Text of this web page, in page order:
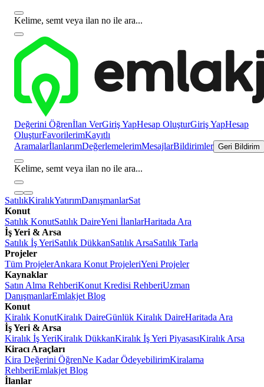
Kelime, semt veya ilan no ile ara...
Değerini Öğrenİlan VerGiriş YapHesap OluşturGiriş YapHesap
OluşturFavorilerimKayıtlı
AramalarİlanlarımDeğerlemelerimMesajlarBildirimler Geri Bildirim
Kelime, semt veya ilan no ile ara...
SatılıkKiralıkYatırımDanışmanlarSat
Konut
Satılık KonutSatılık DaireYeni İlanlarHaritada Ara
İş Yeri & Arsa
Satılık İş YeriSatılık DükkanSatılık ArsaSatılık Tarla
Projeler
Tüm ProjelerAnkara Konut ProjeleriYeni Projeler
Kaynaklar
Satın Alma RehberiKonut Kredisi RehberiUzman
DanışmanlarEmlakjet Blog
Konut
Kiralık KonutKiralık DaireGünlük Kiralık DaireHaritada Ara
İş Yeri & Arsa
Kiralık İş YeriKiralık DükkanKiralık İş Yeri PiyasasıKiralık Arsa
Kiracı Araçları
Kira Değerini ÖğrenNe Kadar ÖdeyebilirimKiralama
RehberiEmlakjet Blog
İlanlar